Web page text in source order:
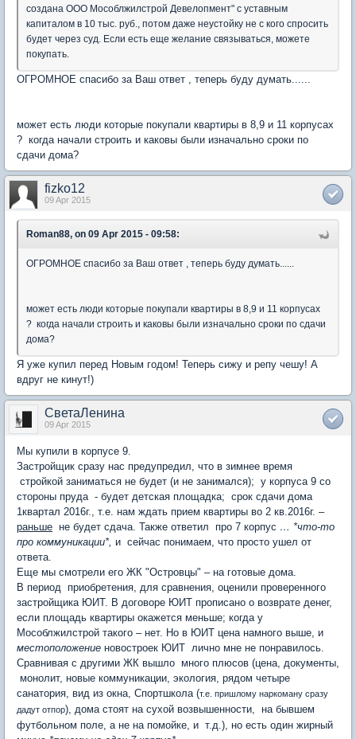
создана ООО Мособлжилстрой Девелопмент" с уставным
капиталом в 10 тыс. руб., потом даже неустойку не с кого спросить
будет через суд. Если есть еще желание связываться, можете
покупать.
ОГРОМНОЕ спасибо за Ваш ответ , теперь буду думать......
может есть люди которые покупали квартиры в 8,9 и 11 корпусах
? когда начали строить и каковы были изначально сроки по
сдачи дома?
fizko12
09 Apr 2015
Roman88, on 09 Apr 2015 - 09:58:
ОГРОМНОЕ спасибо за Ваш ответ , теперь буду думать......
может есть люди которые покупали квартиры в 8,9 и 11 корпусах
? когда начали строить и каковы были изначально сроки по сдачи
дома?
Я уже купил перед Новым годом! Теперь сижу и репу чешу! А
вдруг не кинут!)
СветаЛенина
09 Apr 2015
Мы купили в корпусе 9.
Застройщик сразу нас предупредил, что в зимнее время
стройкой заниматься не будет (и не занимался); у корпуса 9 со
стороны пруда - будет детская площадка; срок сдачи дома
1квартал 2016г., т.е. нам ждать прием квартиры во 2 кв.2016г. –
раньше не будет сдача. Также ответил про 7 корпус … *что-то
про коммуникации*, и сейчас понимаем, что просто ушел от
ответа.
Еще мы смотрели его ЖК "Островцы" – на готовые дома.
В период приобретения, для сравнения, оценили проверенного
застройщика ЮИТ. В договоре ЮИТ прописано о возврате денег,
если площадь квартиры окажется меньше; когда у
Мособлжилстрой такого – нет. Но в ЮИТ цена намного выше, и
местоположение новостроек ЮИТ лично мне не понравилось.
Сравнивая с другими ЖК вышло много плюсов (цена, документы,
монолит, новые коммуникации, экология, рядом четыре
санатория, вид из окна, Спортшкола (т.е. пришлому наркоману сразу
дадут отпор), дома стоят на сухой возвышенности, на бывшем
футбольном поле, а не на помойке, и т.д.), но есть один жирный